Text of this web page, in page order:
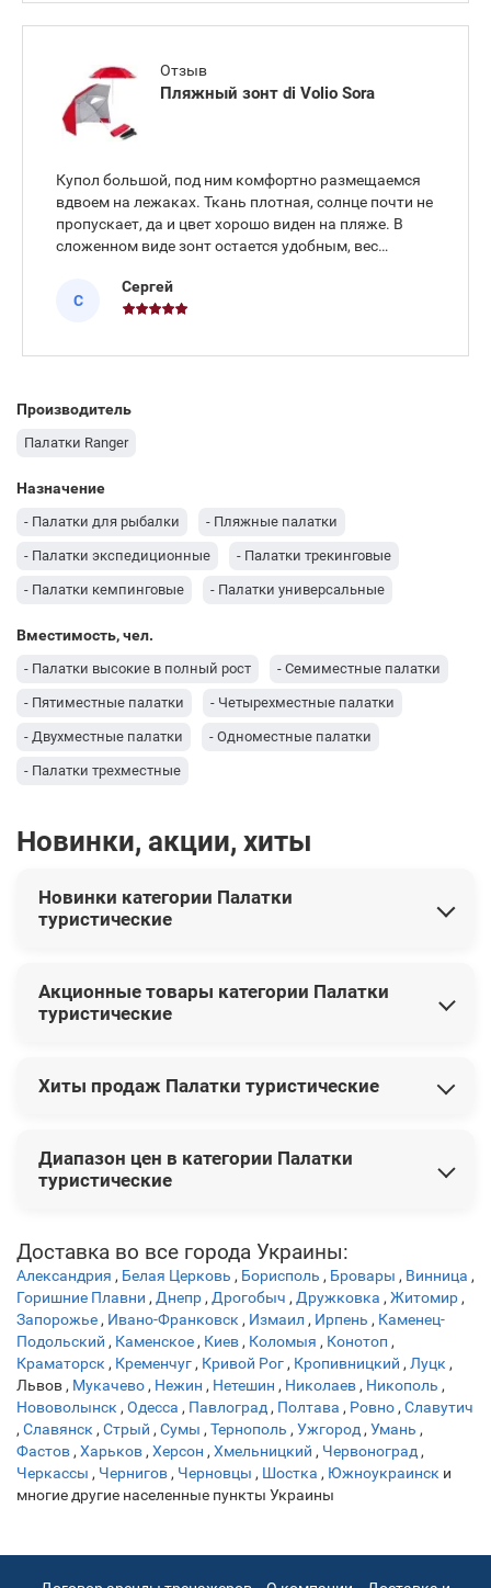
Отзыв
Пляжный зонт di Volio Sora
Купол большой, под ним комфортно размещаемся
вдвоем на лежаках. Ткань плотная, солнце почти не
пропускает, да и цвет хорошо виден на пляже. В
сложенном виде зонт остается удобным, вес
этом магазине в июне.
С
Сергей
Производитель
Палатки Ranger
Назначение
- Палатки для рыбалки - Пляжные палатки
- Палатки экспедиционные - Палатки трекинговые
- Палатки кемпинговые - Палатки универсальные
Вместимость, чел.
- Палатки высокие в полный рост - Семиместные палатки
- Пятиместные палатки - Четырехместные палатки
- Двухместные палатки - Одноместные палатки
- Палатки трехместные
Новинки, акции, хиты
Новинки категории Палатки
туристические
Палатка пятиместная Ranger Tornado 5 RA66233 999 грн
Палатка трехместная Ranger Yellowstone 3 RA6626
Палатка трехместная Ranger Ascent 3 RA6619 2 799 грн
Акционные товары категории Палатки
туристические
Тент-парус теневой для дома, сада и туризма Springos 4 x
Хиты продаж Палатки туристические
Палатка туристическая восьмиместная KILIMANJARO
8м 4 599 грн
Диапазон цен в категории Палатки
туристические
Доставка во все города Украины:
Александрия , Белая Церковь , Борисполь , Бровары , Винница ,
Горишние Плавни , Днепр , Дрогобыч , Дружковка , Житомир ,
Запорожье , Ивано-Франковск , Измаил , Ирпень , Каменец-
Подольский , Каменское , Киев , Коломыя , Конотоп ,
Краматорск , Кременчуг , Кривой Рог , Кропивницкий , Луцк ,
Львов , Мукачево , Нежин , Нетешин , Николаев , Никополь ,
Нововолынск , Одесса , Павлоград , Полтава , Ровно , Славутич
, Славянск , Стрый , Сумы , Тернополь , Ужгород , Умань ,
Фастов , Харьков , Херсон , Хмельницкий , Червоноград ,
Черкассы , Чернигов , Черновцы , Шостка , Южноукраинск и
многие другие населенные пункты Украины